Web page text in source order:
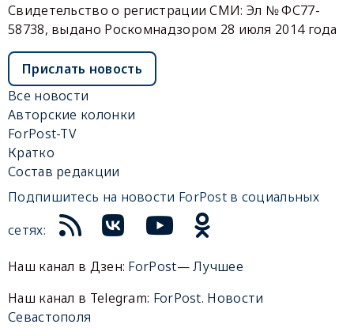
Свидетельство о регистрации СМИ: Эл № ФС77-
58738, выдано Роскомнадзором 28 июля 2014 года
Прислать новость
Все новости
Авторские колонки
ForPost-TV
Кратко
Состав редакции
Подпишитесь на новости ForPost в социальных
сетях:
Наш канал в Дзен: ForPost— Лучшее
Наш канал в Telegram: ForPost. Новости
Севастополя